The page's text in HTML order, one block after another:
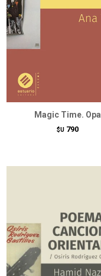
Magic Time. Opa
$U 790